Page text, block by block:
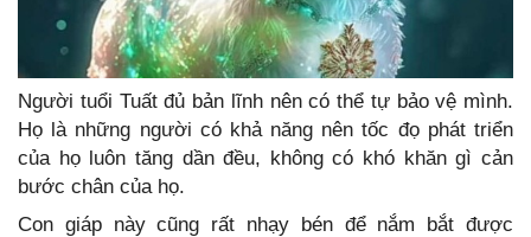
Người tuổi Tuất đủ bản lĩnh nên có thể tự bảo vệ mình.
Họ là những người có khả năng nên tốc đọ phát triển
của họ luôn tăng dần đều, không có khó khăn gì cản
bước chân của họ.
Con giáp này cũng rất nhạy bén để nắm bắt được